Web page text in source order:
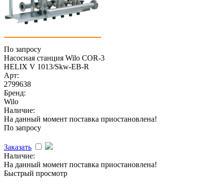
По запросу
Насосная станция Wilo COR-3
HELIX V 1013/Skw-EB-R
Арт:
2799638
Бренд:
Wilo
Наличие:
На данный момент поставка приостановлена!
По запросу
Заказать
Наличие:
На данный момент поставка приостановлена!
Быстрый просмотр